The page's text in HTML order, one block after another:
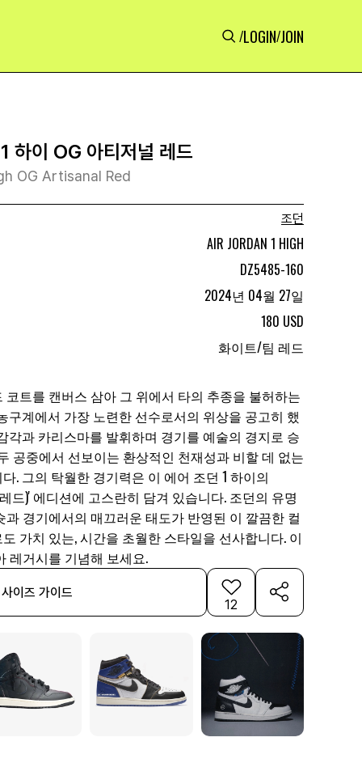
/LOGIN/JOIN
하이 OG 아티저널 레드
OG Artisanal Red
조던
AIR JORDAN 1 HIGH
DZ5485-160
2024년 04월 27일
180 USD
화이트/팀 레드
트를 캔버스 삼아 그 위에서 타의 추종을 불허하는
구계에서 가장 노련한 선수로서의 위상을 공고히 했
각과 카리스마를 발휘하며 경기를 예술의 경지로 승
공중에서 선보이는 환상적인 천재성과 비할 데 없는
. 그의 탁월한 경기력은 이 에어 조던 1 하이의
드)' 에디션에 고스란히 담겨 있습니다. 조던의 유명
경기에서의 매끄러운 태도가 반영된 이 깔끔한 컬
가치 있는, 시간을 초월한 스타일을 선사합니다. 이
레거시를 기념해 보세요.
사이즈 가이드
12